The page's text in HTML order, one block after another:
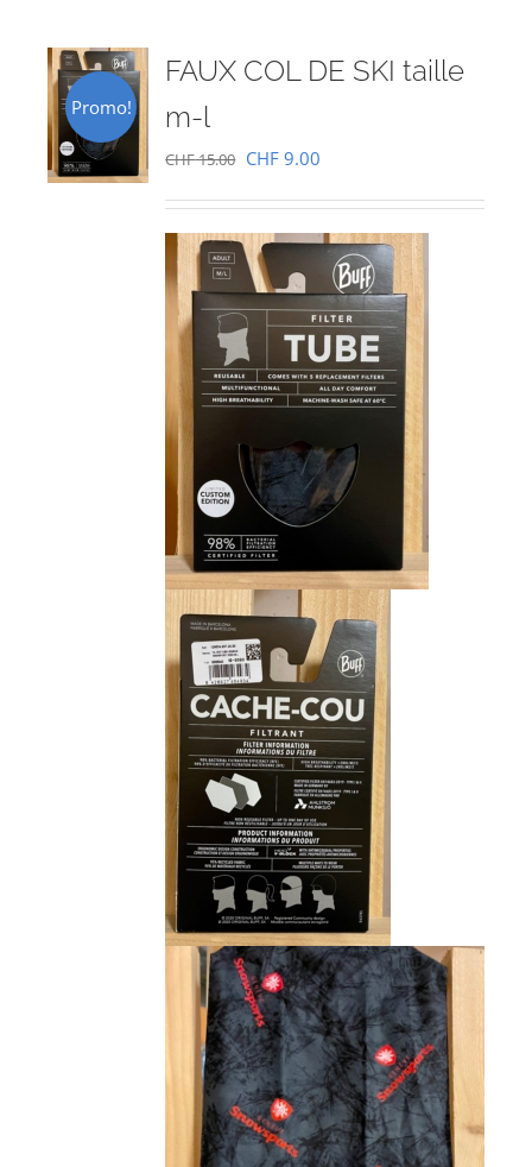
Promo!
FAUX COL DE SKI taille
m-l
CHF15.00 Le
initial
était :
CHF 15.00.
CHF 9.00
actuel
est :
CHF 9.00.